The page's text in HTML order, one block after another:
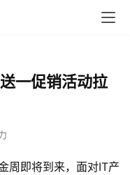
一促销活动拉
周即将到来，面对IT产